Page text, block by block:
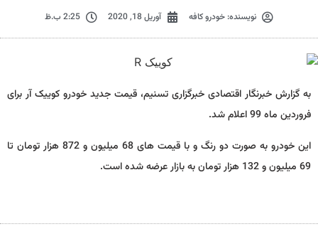
نویسنده:خودرو کافه آوریل 18, 2020 2:25 ب.ظ
به گزارش خبرنگار اقتصادی خبرگزاری تسنیم، قیمت جدید خودرو کوییک آر برای
فروردین ماه 99 اعلام شد.
این خودرو به صورت دو رنگ و با قیمت های 68 میلیون و 872 هزار تومان تا
69 میلیون و 132 هزار تومان به بازار عرضه شده است.